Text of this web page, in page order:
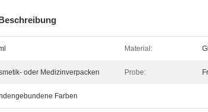
Material:
oder Medizinverpacken Probe:
Farben